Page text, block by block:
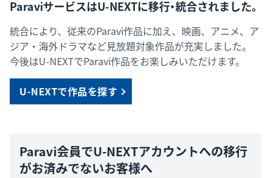
ParaviサービスはU-NEXTに移行・統合されました。
統合により、従来のParavi作品に加え、映画、アニメ、ア
ジア・海外ドラマなど見放題対象作品が充実しました。
今後はU-NEXTでParavi作品をお楽しみいただけます。
U-NEXTで作品を探す
Paravi会員でU-NEXTアカウントへの移行
がお済みでないお客様へ